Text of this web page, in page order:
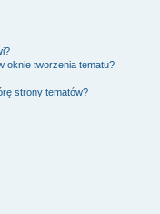
oknie tworzenia tematu?
strony tematów?